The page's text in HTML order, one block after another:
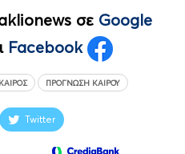
σε Google
Facebook
ΚΑΙΡΌΣ ΠΡΌΓΝΩΣΗ ΚΑΙΡΟΎ
Twitter